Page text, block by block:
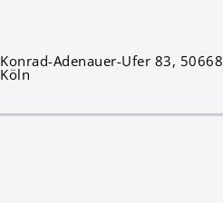
Konrad-Adenauer-Ufer 83, 50668
Köln